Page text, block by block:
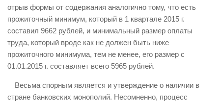
отрыв формы от содержания аналогично тому, что есть
прожиточный минимум, который в 1 квартале 2015 г.
составил 9662 рублей, и минимальный размер оплаты
труда, который вроде как не должен быть ниже
прожиточного минимума, тем не менее, его размер с
01.01.2015 г. составляет всего 5965 рублей.
Весьма спорным является и утверждение о наличии в
стране банковских монополий. Несомненно, процесс